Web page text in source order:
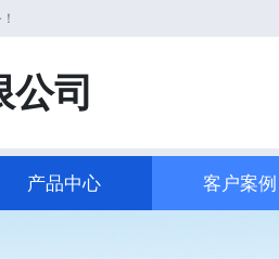
司
产品中心 客户案例